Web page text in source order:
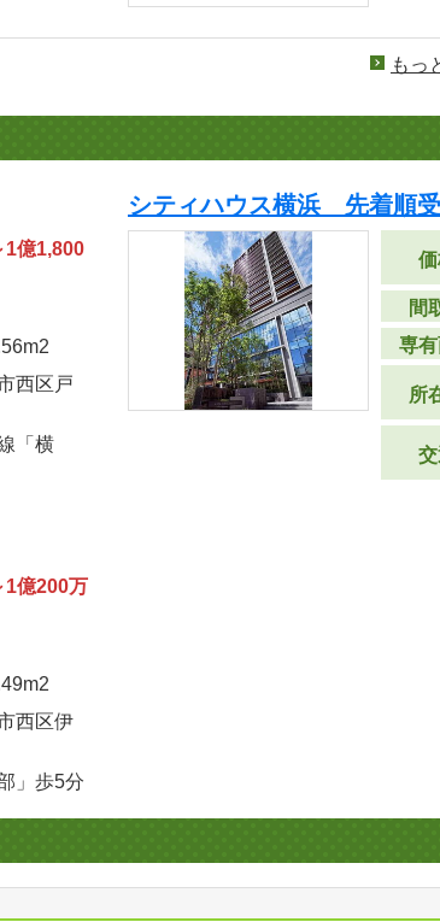
もっ
1億1,800
2
西区戸
「横
シティハウス横浜 先着順
間
専
所
1億200万
2
西区伊
」歩5分